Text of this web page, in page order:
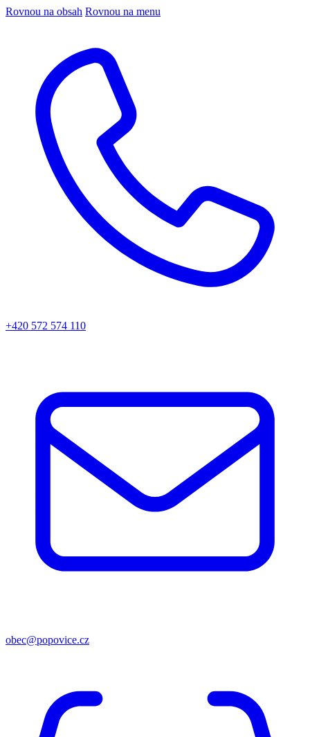
Rovnou na obsah Rovnou na menu
+420 572 574 110
obec@popovice.cz